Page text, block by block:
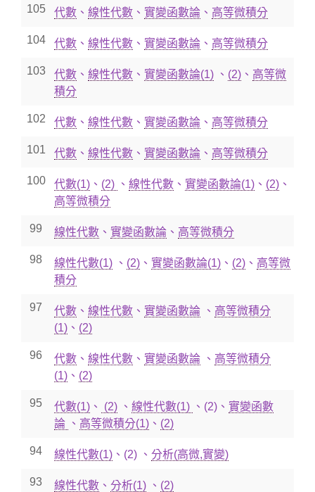
105 代數 、 線性代數 、 實變函數論 、 高等微積分
104 代數 、 線性代數 、 實變函數論 、 高等微積分
103 代數 、 線性代數 、 實變函數論(1) 、 (2) 、 高等微
積分
102 代數 、 線性代數 、 實變函數論 、 高等微積分
101 代數 、 線性代數 、 實變函數論 、 高等微積分
100 代數(1) 、 (2) 、 線性代數 、 實變函數論(1) 、 (2) 、
高等微積分
99 線性代數 、 實變函數論 、 高等微積分
98 線性代數(1) 、 (2) 、 實變函數論(1) 、 (2) 、 高等微
積分
97 代數 、 線性代數 、 實變函數論 、 高等微積分
(1) 、 (2)
96 代數 、 線性代數 、 實變函數論 、 高等微積分
(1) 、 (2)
95 代數(1) 、 (2) 、 線性代數(1) 、 (2) 、 實變函數
論 、 高等微積分(1) 、 (2)
94 線性代數(1) 、 (2) 、 分析(高微,實變)
93 線性代數 、 分析(1) 、 (2)